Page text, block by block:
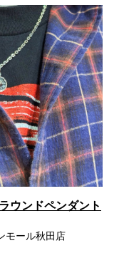
ウンドペンダント
モール秋田店